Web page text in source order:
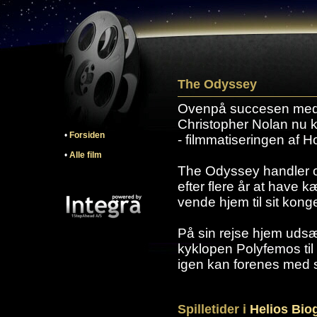
• Forsiden
• Alle film
The Odyssey
Ovenpå succesen
Christopher Nolan nu
- filmmatiseringen af
The Odyssey handler
efter flere år at have
vende hjem til sit
På sin rejse hjem
kyklopen Polyfemos
igen kan forenes med
Spilletider i Helios